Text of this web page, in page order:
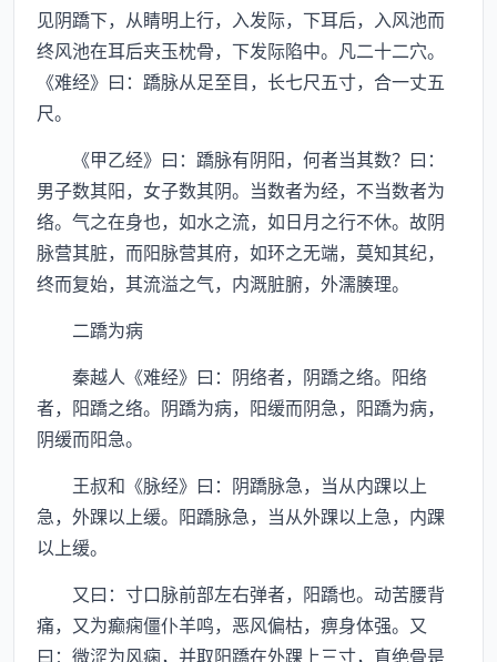
见阴蹻下，从睛明上行，入发际，下耳后，入风池而
终风池在耳后夹玉枕骨，下发际陷中。凡二十二穴。
《难经》曰：蹻脉从足至目，长七尺五寸，合一丈五
尺。
《甲乙经》曰：蹻脉有阴阳，何者当其数？曰：
男子数其阳，女子数其阴。当数者为经，不当数者为
络。气之在身也，如水之流，如日月之行不休。故阴
脉营其脏，而阳脉营其府，如环之无端，莫知其纪，
终而复始，其流溢之气，内溉脏腑，外濡腠理。
二蹻为病
秦越人《难经》曰：阴络者，阴蹻之络。阳络
者，阳蹻之络。阴蹻为病，阳缓而阴急，阳蹻为病，
阴缓而阳急。
王叔和《脉经》曰：阴蹻脉急，当从内踝以上
急，外踝以上缓。阳蹻脉急，当从外踝以上急，内踝
以上缓。
又曰：寸口脉前部左右弹者，阳蹻也。动苦腰背
痛，又为癫痫僵仆羊鸣，恶风偏枯，痹身体强。又
曰：微涩为风痫，并取阳蹻在外踝上三寸，直绝骨是